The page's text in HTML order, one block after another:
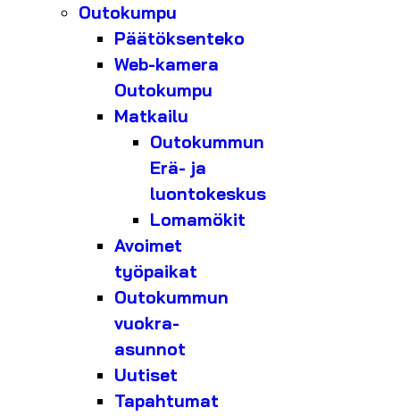
Outokumpu
Päätöksenteko
Web-kamera
Outokumpu
Matkailu
Outokummun
Erä- ja
luontokeskus
Lomamökit
Avoimet
työpaikat
Outokummun
vuokra-
asunnot
Uutiset
Tapahtumat